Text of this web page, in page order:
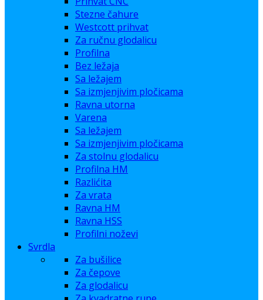
Stezne čahure
Westcott prihvat
Za ručnu glodalicu
Profilna
Bez ležaja
Sa ležajem
Sa izmjenjivim pločicama
Ravna utorna
Varena
Sa ležajem
Sa izmjenjivim pločicama
Za stolnu glodalicu
Profilna HM
Razlićita
Za vrata
Ravna HM
Ravna HSS
Profilni noževi
Svrdla
Za bušilice
Za čepove
Za glodalicu